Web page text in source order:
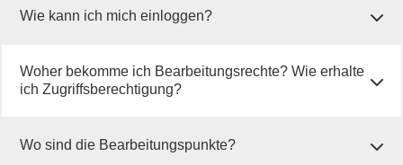
Wie kann ich mich einloggen?
Woher bekomme ich Bearbeitungsrechte? Wie erhalte
ich Zugriffsberechtigung?
Wo sind die Bearbeitungspunkte?